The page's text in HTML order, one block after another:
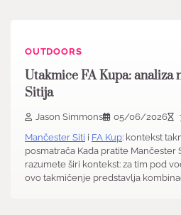
OUTDOORS
Utakmice FA Kupa: analiza
Sitija
Jason Simmons 05/06/2026
Mančester Siti i FA Kup: kontekst
posmatrača Kada pratite Mančester
razumete širi kontekst: za tim pod
ovo takmičenje predstavlja